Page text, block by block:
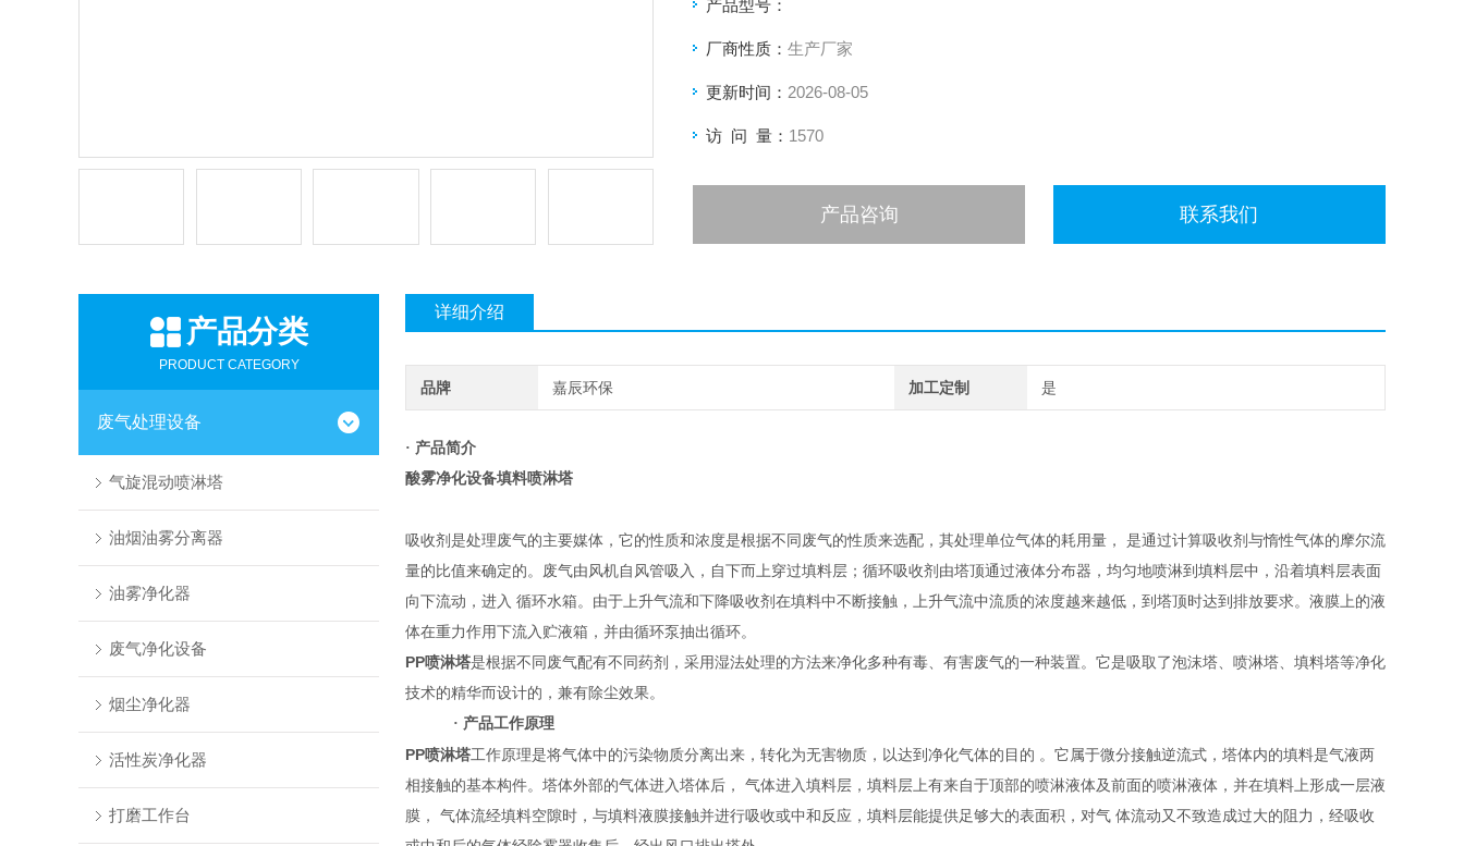
产品型号：
厂商性质： 生产厂家
更新时间： 2026-08-05
访 问 量： 1570
产品咨询 联系我们
产品分类
PRODUCT CATEGORY
废气处理设备
气旋混动喷淋塔
油烟油雾分离器
油雾净化器
废气净化设备
烟尘净化器
活性炭净化器
打磨工作台
详细介绍
品牌 嘉辰环保 加工定制 是
· 产品简介
酸雾净化设备填料喷淋塔
吸收剂是处理废气的主要媒体，它的性质和浓度是根据不同废气的性质来选配，其处理单位气体的耗用量， 是通过计算吸收剂与惰性气体的摩尔流
量的比值来确定的。废气由风机自风管吸入，自下而上穿过填料层；循环吸收剂由塔顶通过液体分布器，均匀地喷淋到填料层中，沿着填料层表面
向下流动，进入 循环水箱。由于上升气流和下降吸收剂在填料中不断接触，上升气流中流质的浓度越来越低，到塔顶时达到排放要求。液膜上的液
体在重力作用下流入贮液箱，并由循环泵抽出循环。
PP喷淋塔是根据不同废气配有不同药剂，采用湿法处理的方法来净化多种有毒、有害废气的一种装置。它是吸取了泡沫塔、喷淋塔、填料塔等净化
技术的精华而设计的，兼有除尘效果。
· 产品工作原理
PP喷淋塔工作原理是将气体中的污染物质分离出来，转化为无害物质，以达到净化气体的目的 。它属于微分接触逆流式，塔体内的填料是气液两
相接触的基本构件。塔体外部的气体进入塔体后， 气体进入填料层，填料层上有来自于顶部的喷淋液体及前面的喷淋液体，并在填料上形成一层液
膜， 气体流经填料空隙时，与填料液膜接触并进行吸收或中和反应，填料层能提供足够大的表面积，对气 体流动又不致造成过大的阻力，经吸收